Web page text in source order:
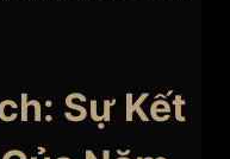
Sự Kết